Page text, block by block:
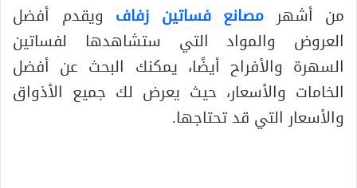
من أشهر مصانع فساتين زفاف ويقدم أفضل
العروض والمواد التي ستشاهدها لفساتين
السهرة والأفراح أيضًا، يمكنك البحث عن أفضل
الخامات والأسعار، حيث يعرض لك جميع الأذواق
والأسعار التي قد تحتاجها.